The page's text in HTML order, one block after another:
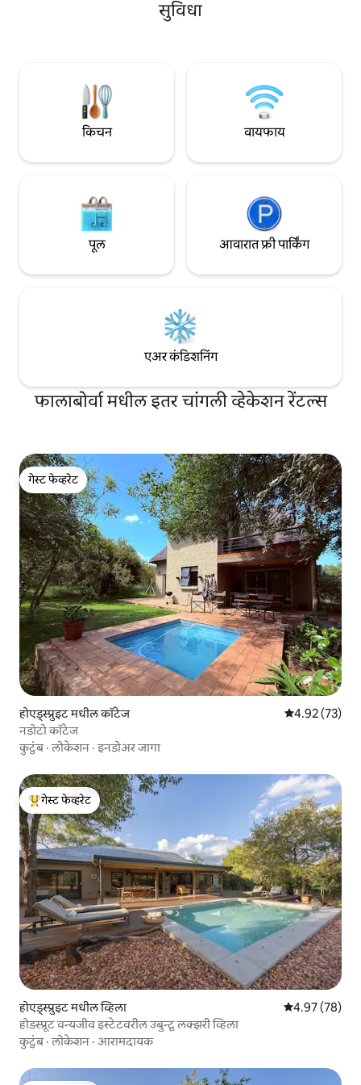
अधिकार आहे! स्पीड लिमिट 30 किमी/H आहे.
सुविधा
किचन वायफाय
पूल आवारात फ्री पार्किंग
एअर कंडिशनिंग
फालाबोर्वा मधील इतर चांगली व्हेकेशन रेंटल्स
गेस्ट फेव्हरेट
गेस्ट फेव्हरेट
होएड्स्प्रुइट मधील कॉटेज 5 पैकी 4.92
4.92 (73)
नडोटो कॉटेज
कुटुंब·लोकेशन ·इनडोअर जागा
टॉप गेस्ट फेव्हरेट
गेस्ट फेव्हरेट
होएड्स्प्रुइट मधील व्हिला 5 पैकी 4.97
4.97 (78)
होडस्प्रूट वन्यजीव इस्टेटवरील उबुन्टू लक्झरी व्हिला
कुटुंब·लोकेशन · आरामदायक